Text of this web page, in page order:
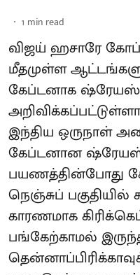
1 min read
விஜய் ஹசாரே
மீதமுள்ள
கேப்டனாக
இந்திய ஒருநாள்
கேப்டனான ஷ்ரேயஸ்
பயணத்தின்போது
நெஞ்சுப்
காரணமாக
பங்கேற்காமல்